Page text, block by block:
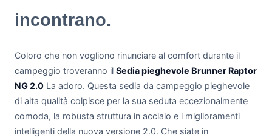
incontrano.
Coloro che non vogliono rinunciare al comfort durante il
campeggio troveranno il Sedia pieghevole Brunner Raptor
NG 2.0 La adoro. Questa sedia da campeggio pieghevole
di alta qualità colpisce per la sua seduta eccezionalmente
comoda, la robusta struttura in acciaio e i miglioramenti
intelligenti della nuova versione 2.0. Che siate in